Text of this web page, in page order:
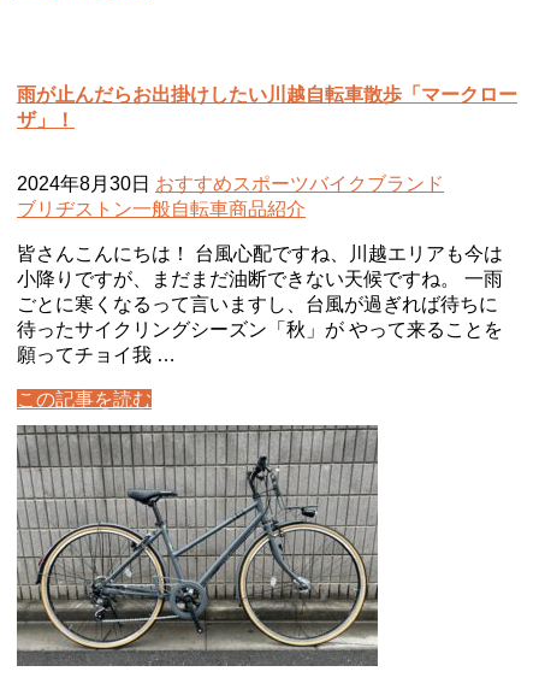
雨が止んだらお出掛けしたい川越自転車散歩「マークロー
ザ」！
2024年8月30日 おすすめスポーツバイク ブランド
ブリヂストン一般自転車商品紹介
皆さんこんにちは！ 台風心配ですね、川越エリアも今は
小降りですが、まだまだ油断できない天候ですね。 一雨
ごとに寒くなるって言いますし、台風が過ぎれば待ちに
待ったサイクリングシーズン「秋」が やって来ることを
願ってチョイ我 …
この記事を読む